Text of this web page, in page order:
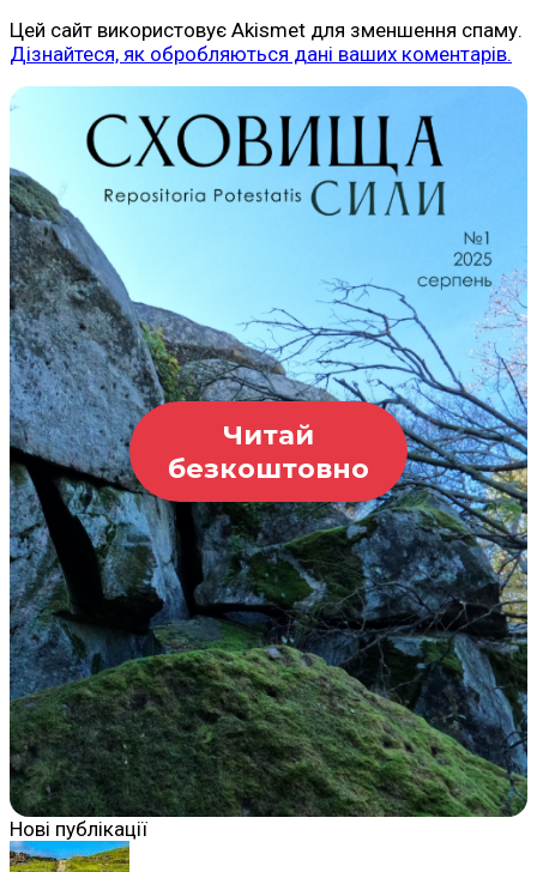
Цей сайт використовує Akismet для зменшення спаму.
Дізнайтеся, як обробляються дані ваших коментарів.
Читай
безкоштовно
Нові публікації